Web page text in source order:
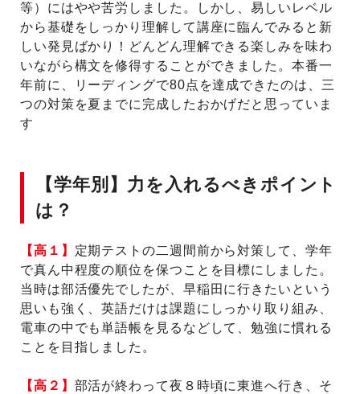
等）にはやや苦労しました。しかし、易しいレベル
から基礎をしっかり理解して講座に臨んでみると新
しい発見ばかり！どんどん理解できる楽しみを味わ
いながら構文を修得することができました。本番一
年前に、リーディングで80点を達成できたのは、三
つの対策を夏までに完成したおかげだと思っていま
す
【学年別】力を入れるべきポイント
は？
【高１】 定期テストの二週間前から対策して、学年
で真ん中程度の順位を保つことを目標にしました。
当時は部活優先でしたが、早稲田に行きたいという
思いも強く、英語だけは課題にしっかり取り組み、
電車の中でも単語帳を見るなどして、勉強に慣れる
ことを目指しました。
【高２】 部活が終わって夜８時頃に東進へ行き、そ